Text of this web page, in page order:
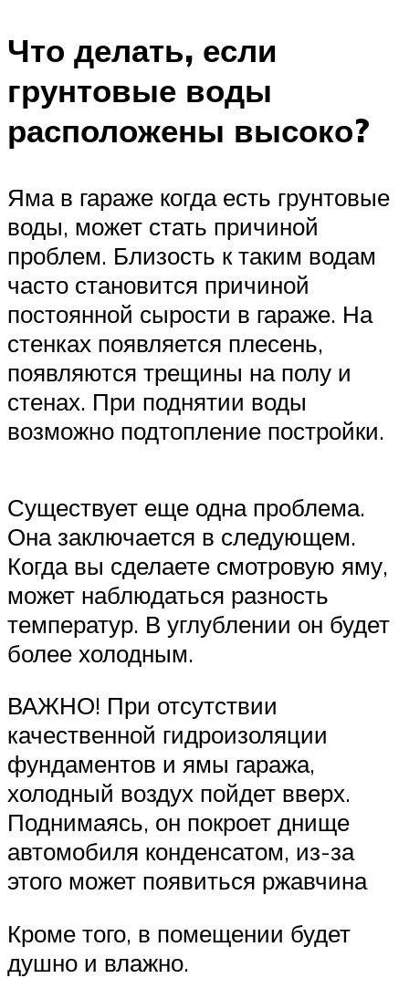
Что делать, если
грунтовые воды
расположены высоко?
Яма в гараже когда есть грунтовые
воды, может стать причиной
проблем. Близость к таким водам
часто становится причиной
постоянной сырости в гараже. На
стенках появляется плесень,
появляются трещины на полу и
стенах. При поднятии воды
возможно подтопление постройки.
Существует еще одна проблема.
Она заключается в следующем.
Когда вы сделаете смотровую яму,
может наблюдаться разность
температур. В углублении он будет
более холодным.
ВАЖНО! При отсутствии
качественной гидроизоляции
фундаментов и ямы гаража,
холодный воздух пойдет вверх.
Поднимаясь, он покроет днище
автомобиля конденсатом, из-за
этого может появиться ржавчина
Кроме того, в помещении будет
душно и влажно.